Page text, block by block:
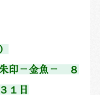
印－金魚－　８
１日